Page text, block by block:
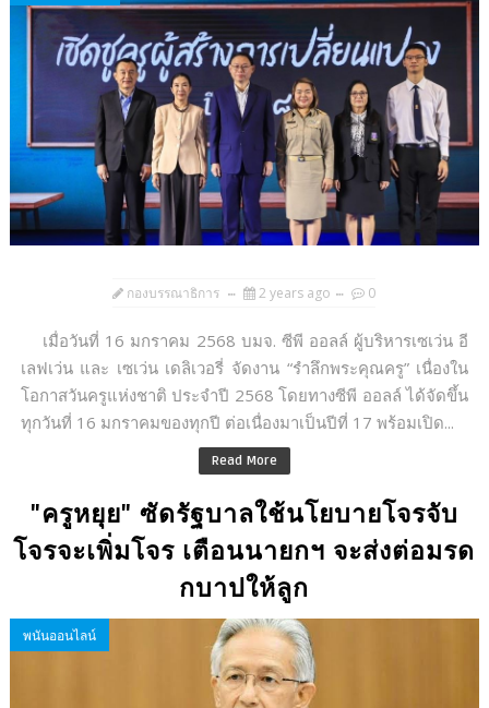
กองบรรณาธิการ 2 years ago 0
เมื่อวันที่ 16 มกราคม 2568 บมจ. ซีพี ออลล์ ผู้บริหารเซเว่น อี
เลฟเว่น และ เซเว่น เดลิเวอรี่ จัดงาน “รำลึกพระคุณครู” เนื่องใน
โอกาสวันครูแห่งชาติ ประจำปี 2568 โดยทางซีพี ออลล์ ได้จัดขึ้น
ทุกวันที่ 16 มกราคมของทุกปี ต่อเนื่องมาเป็นปีที่ 17 พร้อมเปิด...
Read More
"ครูหยุย" ซัดรัฐบาลใช้นโยบายโจรจับ
โจรจะเพิ่มโจร เตือนนายกฯ จะส่งต่อมรด
กบาปให้ลูก
พนันออนไลน์